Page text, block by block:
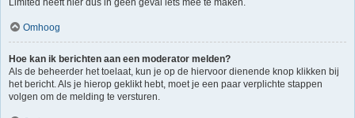
Limited heeft hier dus in geen geval iets mee te maken.
Omhoog
Hoe kan ik berichten aan een moderator melden?
Als de beheerder het toelaat, kun je op de hiervoor dienende knop klikken bij
het bericht. Als je hierop geklikt hebt, moet je een paar verplichte stappen
volgen om de melding te versturen.